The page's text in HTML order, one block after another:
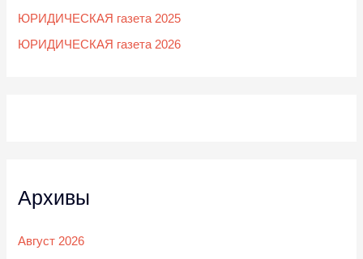
ЮРИДИЧЕСКАЯ газета 2025
ЮРИДИЧЕСКАЯ газета 2026
Архивы
Август 2026